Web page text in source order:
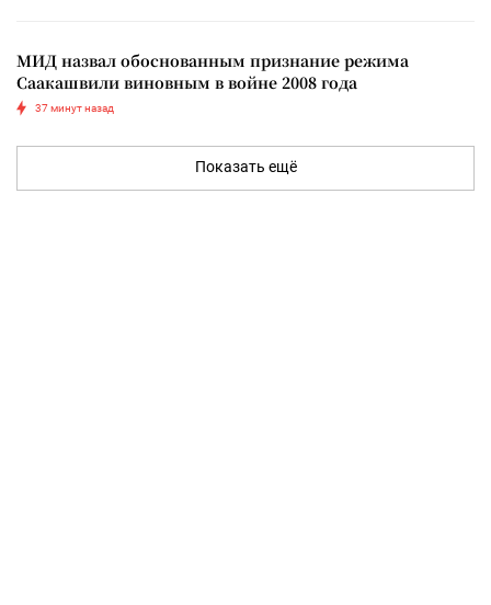
МИД назвал обоснованным признание режима
Саакашвили виновным в войне 2008 года
37 минут назад
Показать ещё